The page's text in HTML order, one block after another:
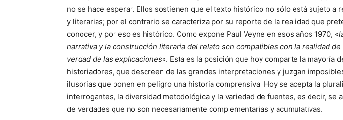
no se hace esperar. Ellos sostienen que el texto histórico no sólo está sujeto a
y literarias; por el contrario se caracteriza por su reporte de la realidad que
conocer, y por eso es histórico. Como expone Paul Veyne en esos años 1970, «
narrativa y la construcción literaria del relato son compatibles con la realidad de
verdad de las explicaciones«. Esta es la posición que hoy comparte la mayoría
historiadores, que descreen de las grandes interpretaciones y juzgan
ilusorias que ponen en peligro una historia comprensiva. Hoy se acepta la
interrogantes, la diversidad metodológica y la variedad de fuentes, es decir, se
de verdades que no son necesariamente complementarias y acumulativas.